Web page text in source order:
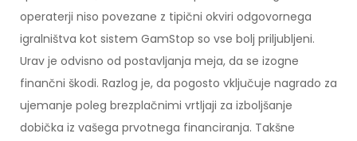
operaterji niso povezane z tipični okviri odgovornega
igralništva kot sistem GamStop so vse bolj priljubljeni.
Urav je odvisno od postavljanja meja, da se izogne
finančni škodi. Razlog je, da pogosto vključuje nagrado za
ujemanje poleg brezplačnimi vrtljaji za izboljšanje
dobička iz vašega prvotnega financiranja. Takšne